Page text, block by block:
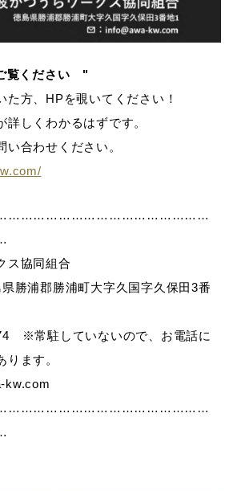
覧ください "
た方、HPを覗いてください！
詳しくわかるはずです。
合わせください。
ス協同組合
勝浦郡勝浦町大字久国字久保田3番
※常駐していないので、お電話に
ります。
kw.com